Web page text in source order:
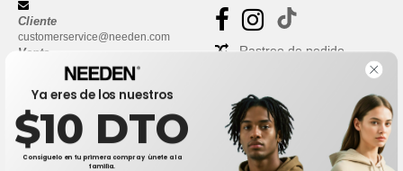
Cliente
customerservice@needen.com
Venta
sales@needen.com
Rastreo de pedido
Ya eres de los nuestros
$10 DTO
Consíguelo en tu primera compra y únete a la
familia.